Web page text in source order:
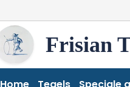
Frisian
Home Tegels Speciale